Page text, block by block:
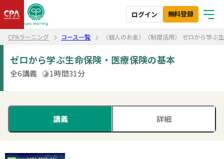
ログイン 無料登録
CPAラーニング コース一覧 （個人のお金）（制度活用） ゼロから学ぶ
ゼロから学ぶ生命保険・医療保険の基本
全6講義 1時間31分
講義 詳細